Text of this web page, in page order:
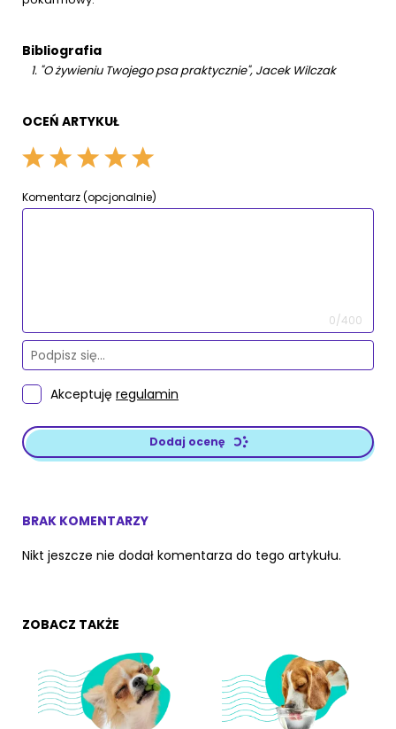
Bibliografia
"O żywieniu Twojego psa praktycznie", Jacek Wilczak
OCEŃ ARTYKUŁ
Komentarz (opcjonalnie)
0/400
Akceptuję regulamin
Dodaj ocenę
BRAK KOMENTARZY
Nikt jeszcze nie dodał komentarza do tego artykułu.
ZOBACZ TAKŻE